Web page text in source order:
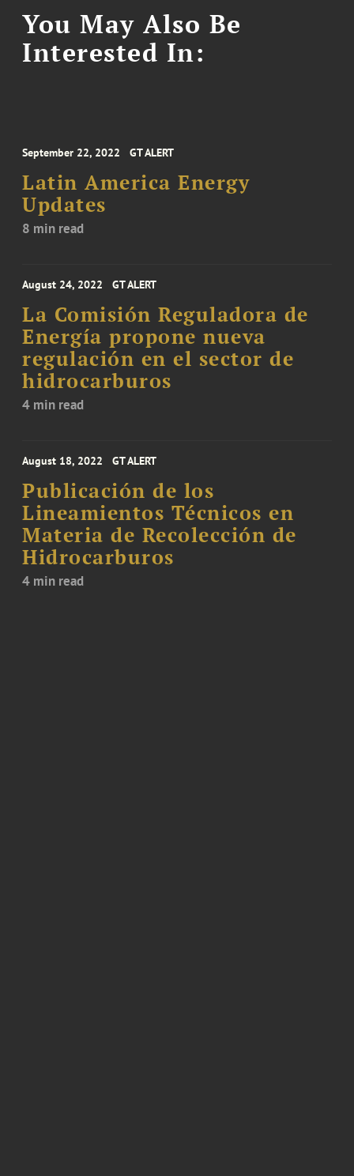
You May Also Be
Interested In:
September 22, 2022 GT ALERT
Latin America Energy
Updates
8 min read
August 24, 2022 GT ALERT
La Comisión Reguladora de
Energía propone nueva
regulación en el sector de
hidrocarburos
4 min read
August 18, 2022 GT ALERT
Publicación de los
Lineamientos Técnicos en
Materia de Recolección de
Hidrocarburos
4 min read